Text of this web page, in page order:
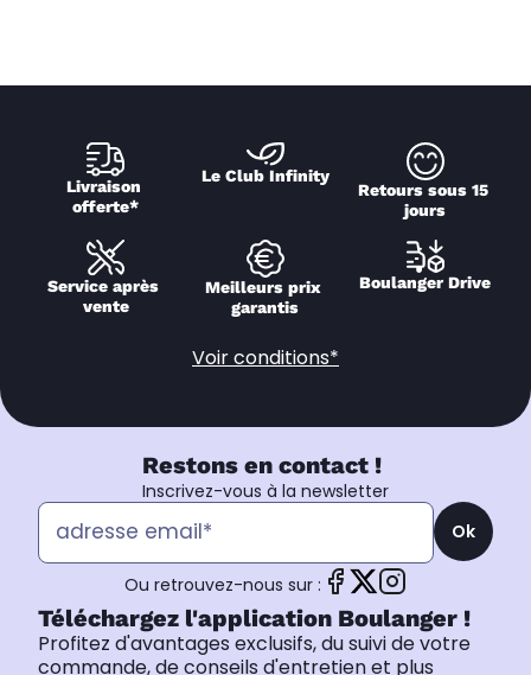
Livraison
offerte*
Le Club Infinity
Retours sous 15
jours
Service après
vente
Meilleurs prix
garantis
Boulanger Drive
Voir conditions*
Restons en contact !
Inscrivez-vous à la newsletter
Ok
Ou retrouvez-nous sur :
Téléchargez l'application Boulanger !
Profitez d'avantages exclusifs, du suivi de votre
commande, de conseils d'entretien et plus